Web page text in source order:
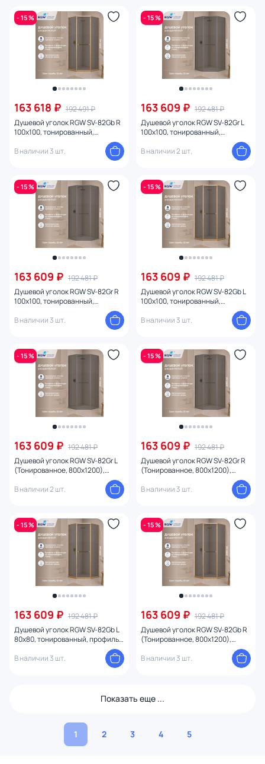
- 15 %
163 618 ₽ 192 491 ₽
Душевой уголок RGW SV-82Gb R
100х100, тонированный,
В наличии 3 шт.
- 15 %
163 609 ₽ 192 481 ₽
Душевой уголок RGW SV-82Gr L
100х100, тонированный,
В наличии 2 шт.
- 15 %
163 609 ₽ 192 481 ₽
Душевой уголок RGW SV-82Gr R
100х100, тонированный,
В наличии 3 шт.
- 15 %
163 609 ₽ 192 481 ₽
Душевой уголок RGW SV-82Gb L
100х100, тонированный,
В наличии 3 шт.
- 15 %
163 609 ₽ 192 481 ₽
Душевой уголок RGW SV-82Gr L
(Тонированное, 800x1200),
В наличии 2 шт.
- 15 %
163 609 ₽ 192 481 ₽
Душевой уголок RGW SV-82Gr R
(Тонированное, 800x1200),
В наличии 3 шт.
- 15 %
163 609 ₽ 192 481 ₽
Душевой уголок RGW SV-82Gb L
80х80, тонированный, профиль
В наличии 3 шт.
- 15 %
163 609 ₽ 192 481 ₽
Душевой уголок RGW SV-82Gb R
(Тонированное, 800x1200),
В наличии 3 шт.
Показать еще ...
1 2 3 4 5